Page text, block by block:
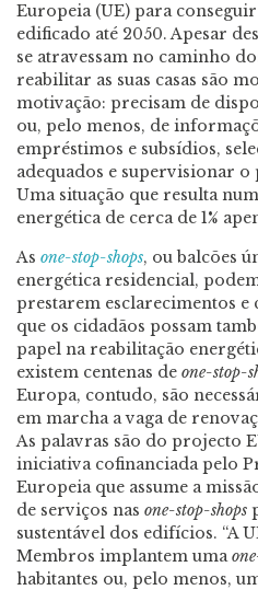
Europeia (UE) para
edificado até 2050. Apesar
se atravessam no caminho
reabilitar as suas casas são
motivação: precisam de
ou, pelo menos, de
empréstimos e subsídios,
adequados e supervisionar
Uma situação que resulta
energética de cerca de 1%
As one-stop-shops, ou balcões
energética residencial,
prestarem esclarecimentos
que os cidadãos possam
papel na reabilitação
existem centenas de one-stop-
Europa, contudo, são
em marcha a vaga de
As palavras são do projecto
iniciativa cofinanciada pelo
Europeia que assume a
de serviços nas one-stop-shops
sustentável dos edifícios. “A
Membros implantem uma
habitantes ou, pelo menos,